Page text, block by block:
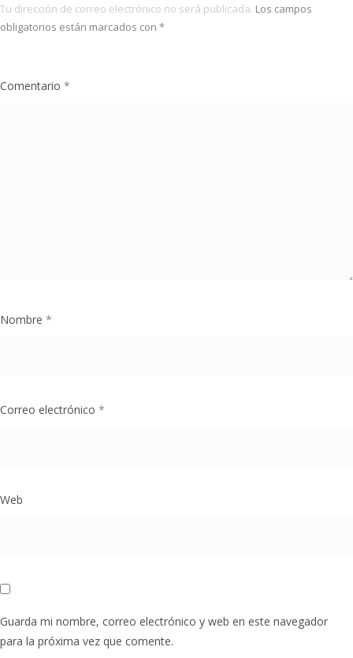
Tu dirección de correo electrónico no será publicada. Los campos
obligatorios están marcados con *
Comentario *
Nombre *
Correo electrónico *
Web
Guarda mi nombre, correo electrónico y web en este navegador
para la próxima vez que comente.